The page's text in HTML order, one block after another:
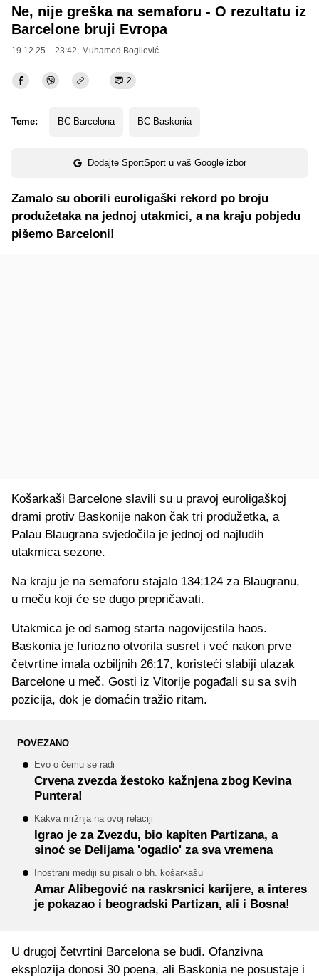
Ne, nije greška na semaforu - O rezultatu iz
Barcelone bruji Evropa
19.12.25. - 23:42, Muhamed Bogilović
2
Teme: BC Barcelona BC Baskonia
Dodajte SportSport u vaš Google izbor
Zamalo su oborili euroligaški rekord po broju
produžetaka na jednoj utakmici, a na kraju pobjedu
pišemo Barceloni!
Košarkaši Barcelone slavili su u pravoj euroligaškoj
drami protiv Baskonije nakon čak tri produžetka, a
Palau Blaugrana svjedočila je jednoj od najluđih
utakmica sezone.
Na kraju je na semaforu stajalo 134:124 za Blaugranu,
u meču koji će se dugo prepričavati.
Utakmica je od samog starta nagovijestila haos.
Baskonia je furiozno otvorila susret i već nakon prve
četvrtine imala ozbiljnih 26:17, koristeći slabiji ulazak
Barcelone u meč. Gosti iz Vitorije pogađali su sa svih
pozicija, dok je domaćin tražio ritam.
POVEZANO
Evo o čemu se radi
Crvena zvezda žestoko kažnjena zbog Kevina
Puntera!
Kakva mržnja na ovoj relaciji
Igrao je za Zvezdu, bio kapiten Partizana, a
sinoć se Delijama 'ogadio' za sva vremena
Inostrani mediji su pisali o bh. košarkašu
Amar Alibegović na raskrsnici karijere, a interes
je pokazao i beogradski Partizan, ali i Bosna!
U drugoj četvrtini Barcelona se budi. Ofanzivna
eksplozija donosi 30 poena, ali Baskonia ne posustaje i